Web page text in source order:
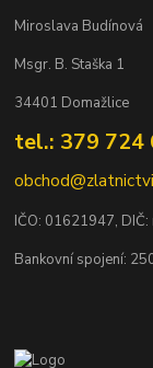
Miroslava Budínová
Msgr. B. Staška 1
34401 Domažlice
tel.: 379 724
IČO: 01621947,
Bankovní spojení: